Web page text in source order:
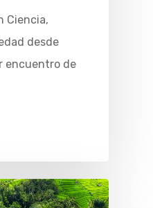
Ciencia,
desde
encuentro de